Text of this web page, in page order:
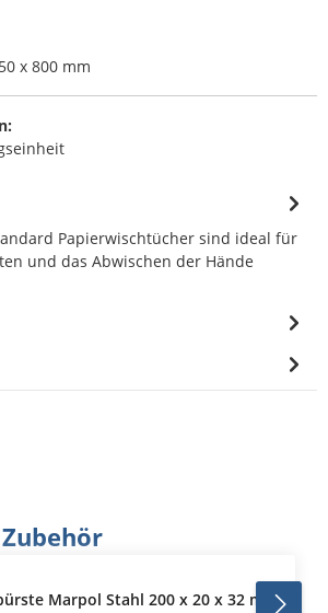
x 800 mm
Papierwischtücher sind ideal für
und das Abwischen der Hände
Marpol Stahl 200 x 20 x 32 mm